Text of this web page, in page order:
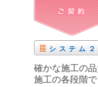
システム
確かな施工の
施工の各段階